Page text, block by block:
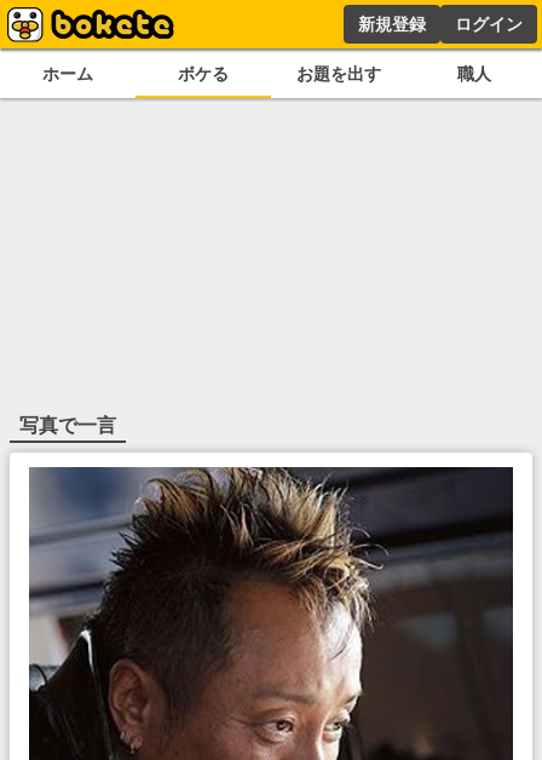
新規登録 ログイン
ホーム ボケる お題を出す 職人
写真で一言